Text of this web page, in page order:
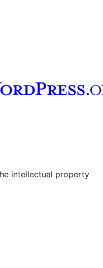
YouTube
nostru Tumblr
intellectual property